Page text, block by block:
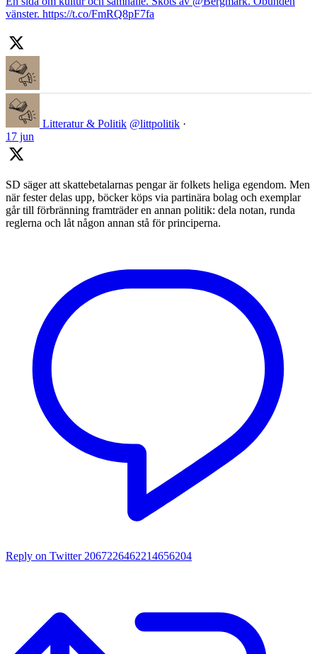
vänster. https://t.co/FmRQ8pF7fa
Litteratur & Politik @littpolitik ·
17 jun
SD säger att skattebetalarnas pengar är folkets heliga egendom. Men
när fester delas upp, böcker köps via partinära bolag och exemplar
går till förbränning framträder en annan politik: dela notan, runda
reglerna och låt någon annan stå för principerna.
Reply on Twitter 2067226462214656204